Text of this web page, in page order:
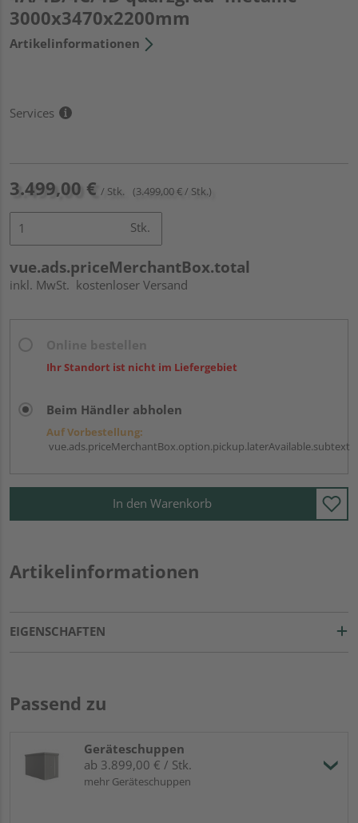
3000x3470x2200mm
Artikelinformationen
Services
3.499,00 € / Stk. (3.499,00 € / Stk.)
Stk.
vue.ads.priceMerchantBox.total
inkl. MwSt. kostenloser Versand
Ihr Standort ist nicht im Liefergebiet
Beim Händler abholen
Auf Vorbestellung:
vue.ads.priceMerchantBox.option.pickup.laterAvailable.subtext
In den Warenkorb
Artikelinformationen
EIGENSCHAFTEN
Passend zu
Geräteschuppen
ab 3.899,00 € / Stk.
mehr Geräteschuppen